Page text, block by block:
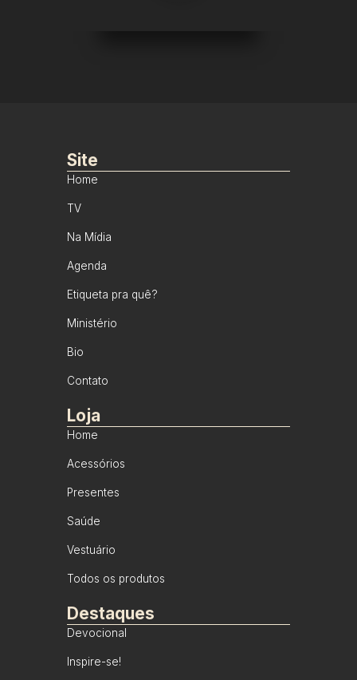
Site
Home
TV
Na Mídia
Agenda
Etiqueta pra quê?
Ministério
Bio
Contato
Loja
Home
Acessórios
Presentes
Saúde
Vestuário
Todos os produtos
Destaques
Devocional
Inspire-se!